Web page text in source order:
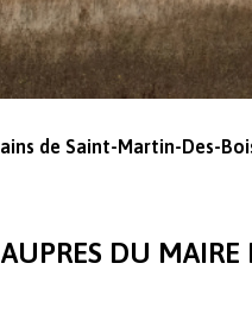
de Saint-Martin-Des-
DU MAIRE